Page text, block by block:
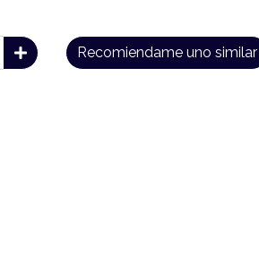
Recomiendame uno similar